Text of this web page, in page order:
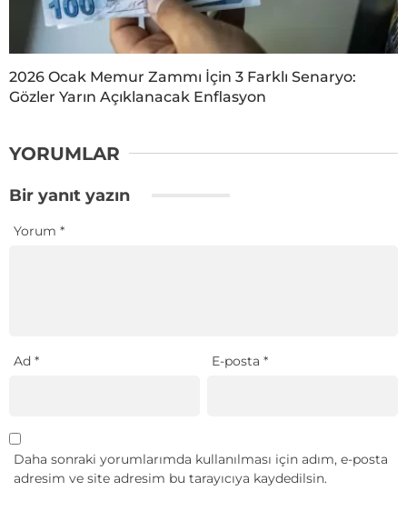
2026 Ocak Memur Zammı İçin 3 Farklı Senaryo:
Gözler Yarın Açıklanacak Enflasyon
YORUMLAR
Bir yanıt yazın
Yorum *
Ad * E-posta*
Daha sonraki yorumlarımda kullanılması için adım, e-posta
adresim ve site adresim bu tarayıcıya kaydedilsin.